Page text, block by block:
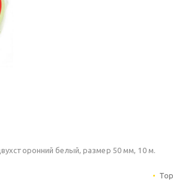
белый, размер 50 мм, 10 м.